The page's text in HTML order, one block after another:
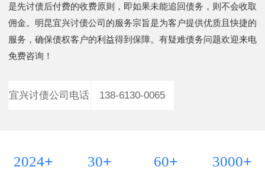
是先讨债后付费的收费原则，即如果未能追回债务，则不会收取
佣金。明昆宜兴讨债公司的服务宗旨是为客户提供优质且快捷的
服务，确保债权客户的利益得到保障。有疑难债务问题欢迎来电
免费咨询！
宜兴讨债公司电话 138-6130-0065
2024+ 30+ 60+ 3000+